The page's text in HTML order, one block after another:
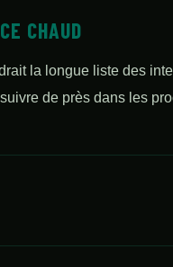
CHAUD
la longue liste des
de près dans les